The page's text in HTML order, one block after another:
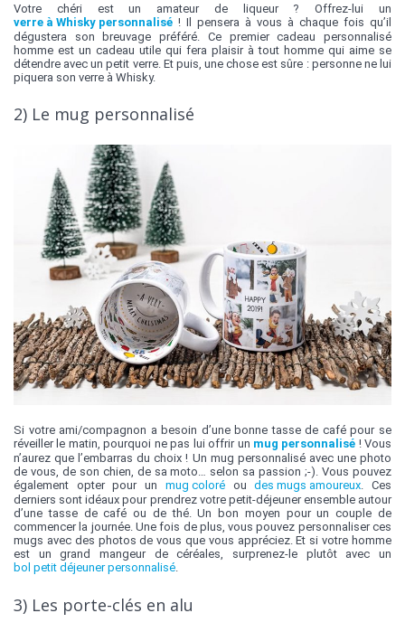
Votre chéri est un amateur de liqueur ? Offrez-lui un
verre à Whisky personnalisé ! Il pensera à vous à chaque fois qu’il
dégustera son breuvage préféré. Ce premier cadeau personnalisé
homme est un cadeau utile qui fera plaisir à tout homme qui aime se
détendre avec un petit verre. Et puis, une chose est sûre : personne ne lui
piquera son verre à Whisky.
2) Le mug personnalisé
Si votre ami/compagnon a besoin d’une bonne tasse de café pour se
réveiller le matin, pourquoi ne pas lui offrir un mug personnalisé ! Vous
n’aurez que l’embarras du choix ! Un mug personnalisé avec une photo
de vous, de son chien, de sa moto… selon sa passion ;-). Vous pouvez
également opter pour un mug coloréoudes mugs amoureux . Ces
derniers sont idéaux pour prendrez votre petit-déjeuner ensemble autour
d’une tasse de café ou de thé. Un bon moyen pour un couple de
commencer la journée. Une fois de plus, vous pouvez personnaliser ces
mugs avec des photos de vous que vous appréciez. Et si votre homme
est un grand mangeur de céréales, surprenez-le plutôt avec un
bol petit déjeuner personnalisé
3) Les porte-clés en alu